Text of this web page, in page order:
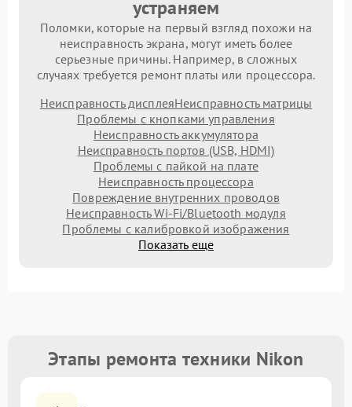
устраняем
Поломки, которые на первый взгляд похожи на
неисправность экрана, могут иметь более
серьезные причины. Например, в сложных
случаях требуется ремонт платы или процессора.
Неисправность дисплеяНеисправность матрицы
Проблемы с кнопками управления
Неисправность аккумулятора
Неисправность портов (USB, HDMI)
Проблемы с пайкой на плате
Неисправность процессора
Повреждение внутренних проводов
Неисправность Wi-Fi/Bluetooth модуля
Проблемы с калибровкой изображения
Показать еще
Этапы ремонта техники Nikon